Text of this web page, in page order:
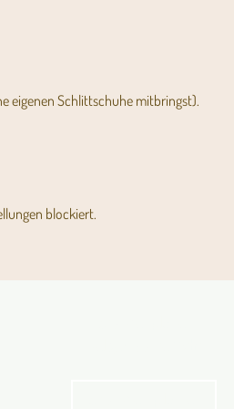
eigenen Schlittschuhe mitbringst).
blockiert.